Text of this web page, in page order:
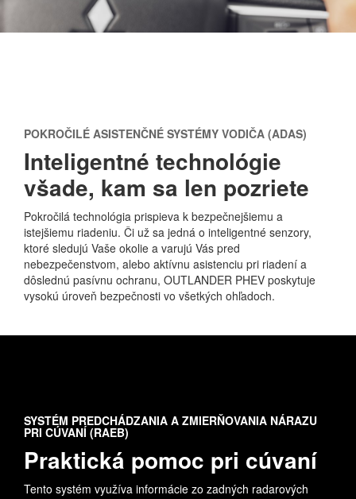
POKROČILÉ ASISTENČNÉ SYSTÉMY VODIČA (ADAS)
Inteligentné technológie
všade, kam sa len pozriete
Pokročilá technológia prispieva k bezpečnejšiemu a
istejšiemu riadeniu. Či už sa jedná o inteligentné senzory,
ktoré sledujú Vaše okolie a varujú Vás pred
nebezpečenstvom, alebo aktívnu asistenciu pri riadení a
dôslednú pasívnu ochranu, OUTLANDER PHEV poskytuje
vysokú úroveň bezpečnosti vo všetkých ohľadoch.
SYSTÉM PREDCHÁDZANIA A ZMIERŇOVANIA NÁRAZU
PRI CÚVANÍ (RAEB)
Praktická pomoc pri cúvaní
Tento systém využíva informácie zo zadných radarových